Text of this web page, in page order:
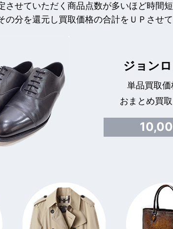
させていただく商品点数が多いほど時間
の分を還元し買取価格の合計をＵＰさせ
ジョン
単品買取
おまとめ買